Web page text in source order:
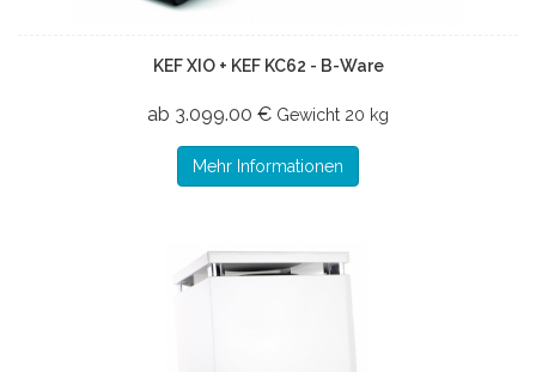
KEF XIO + KEF KC62 - B-Ware
ab 3.099.00 € Gewicht 20 kg
Mehr Informationen